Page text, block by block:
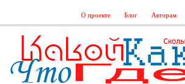
О проекте Блог Авторам